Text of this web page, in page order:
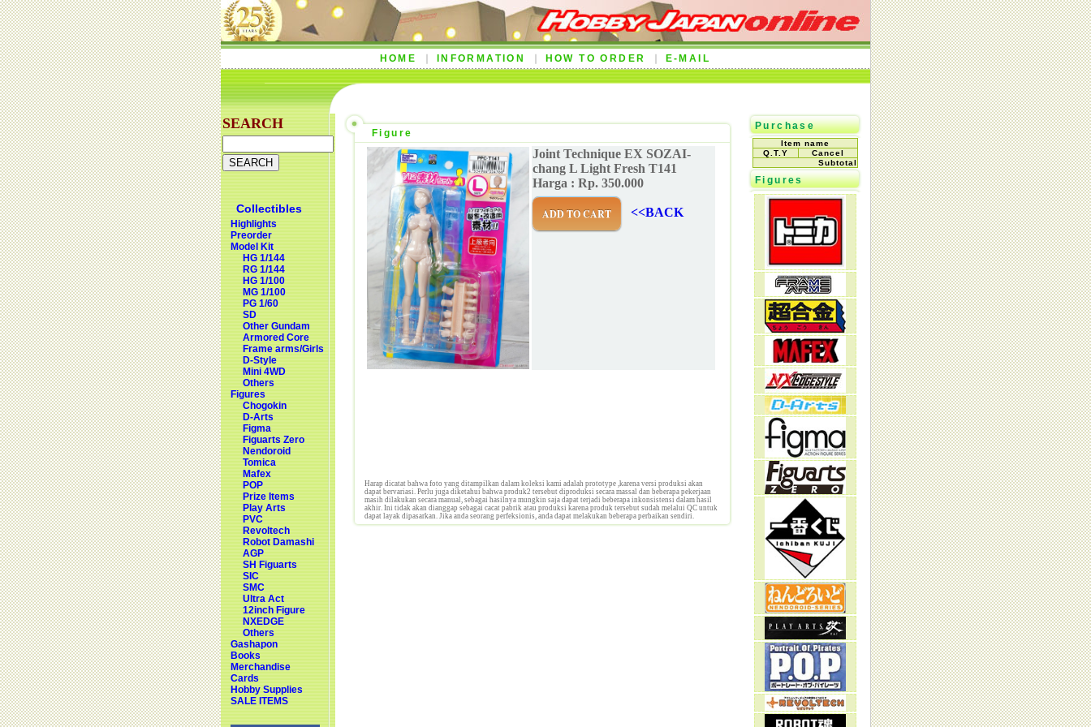
HOME INFORMATION HOW TO ORDER E-MAIL
SEARCH
Collectibles
Highlights
Preorder
Model Kit
HG 1/144
RG 1/144
HG 1/100
MG 1/100
PG 1/60
SD
Other Gundam
Armored Core
Frame arms/Girls
D-Style
Mini 4WD
Others
Figures
Chogokin
D-Arts
Figma
Figuarts Zero
Nendoroid
Tomica
Mafex
POP
Prize Items
Play Arts
PVC
Revoltech
Robot Damashi
AGP
SH Figuarts
SIC
SMC
Ultra Act
12inch Figure
NXEDGE
Others
Gashapon
Books
Merchandise
Cards
Hobby Supplies
SALE ITEMS
Figure
Joint Technique EX SOZAI-
chang L Light Fresh T141
Harga : Rp. 350.000
ADD TO CART <<BACK
Harap dicatat bahwa foto yang ditampilkan dalam koleksi kami adalah prototype ,karena versi produksi akan
dapat bervariasi. Perlu juga diketahui bahwa produk2 tersebut diproduksi secara massal dan beberapa pekerjaan
masih dilakukan secara manual, sebagai hasilnya mungkin saja dapat terjadi beberapa inkonsistensi dalam hasil
akhir. Ini tidak akan dianggap sebagai cacat pabrik atau produksi karena produk tersebut sudah melalui QC untuk
dapat layak dipasarkan. Jika anda seorang perfeksionis, anda dapat melakukan beberapa perbaikan sendiri.
Purchase
Item name
Q.T.Y
Cancel
Subtotal
Figures